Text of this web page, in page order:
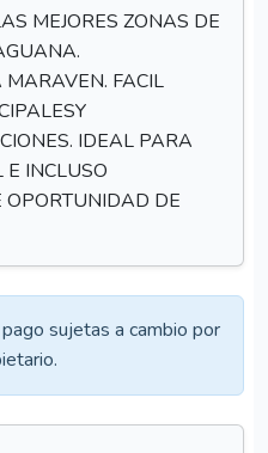
MEJORES ZONAS DE
FACIL
IDEAL PARA
E INCLUSO
OPORTUNIDAD DE
sujetas a cambio por